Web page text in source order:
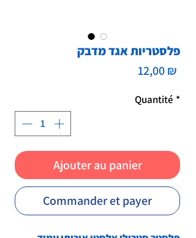
פלסטריות אגד מדבק
12,00 ₪
Quantité *
Ajouter au panier
Commander et payer